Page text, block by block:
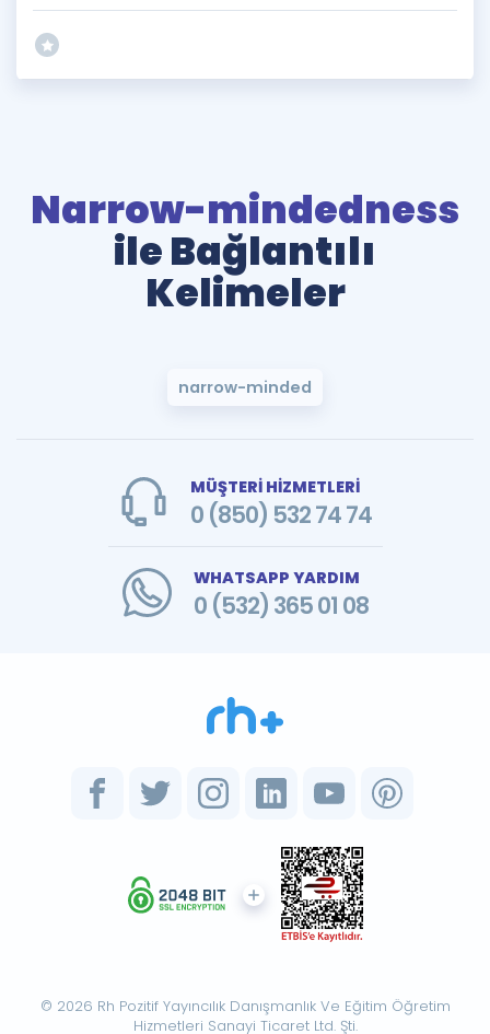
Narrow-mindedness
ile Bağlantılı
Kelimeler
narrow-minded
MÜŞTERİ HİZMETLERİ
0 (850) 532 74 74
WHATSAPP YARDIM
0 (532) 365 01 08
© 2026 Rh Pozitif Yayıncılık Danışmanlık Ve Eğitim Öğretim
Hizmetleri Sanayi Ticaret Ltd. Şti.